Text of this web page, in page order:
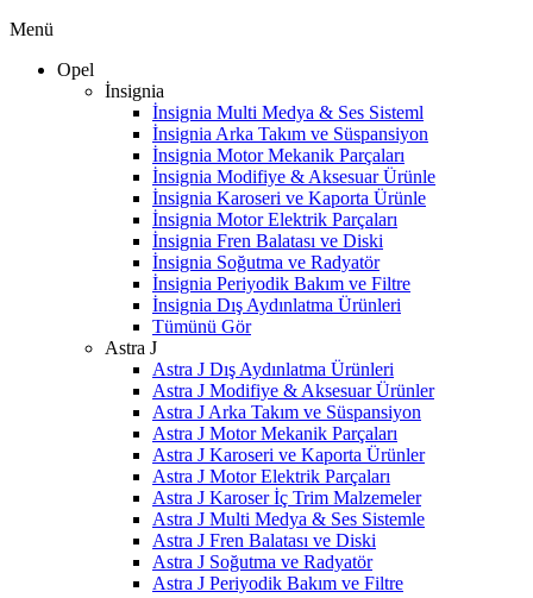
Menü
Opel
İnsignia
İnsignia Multi Medya & Ses Sisteml
İnsignia Arka Takım ve Süspansiyon
İnsignia Motor Mekanik Parçaları
İnsignia Modifiye & Aksesuar Ürünle
İnsignia Karoseri ve Kaporta Ürünle
İnsignia Motor Elektrik Parçaları
İnsignia Fren Balatası ve Diski
İnsignia Soğutma ve Radyatör
İnsignia Periyodik Bakım ve Filtre
İnsignia Dış Aydınlatma Ürünleri
Tümünü Gör
Astra J
Astra J Dış Aydınlatma Ürünleri
Astra J Modifiye & Aksesuar Ürünler
Astra J Arka Takım ve Süspansiyon
Astra J Motor Mekanik Parçaları
Astra J Karoseri ve Kaporta Ürünler
Astra J Motor Elektrik Parçaları
Astra J Karoser İç Trim Malzemeler
Astra J Multi Medya & Ses Sistemle
Astra J Fren Balatası ve Diski
Astra J Soğutma ve Radyatör
Astra J Periyodik Bakım ve Filtre